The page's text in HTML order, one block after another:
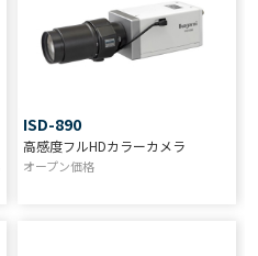
ISD-890
高感度フルHDカラーカメラ
オープン価格